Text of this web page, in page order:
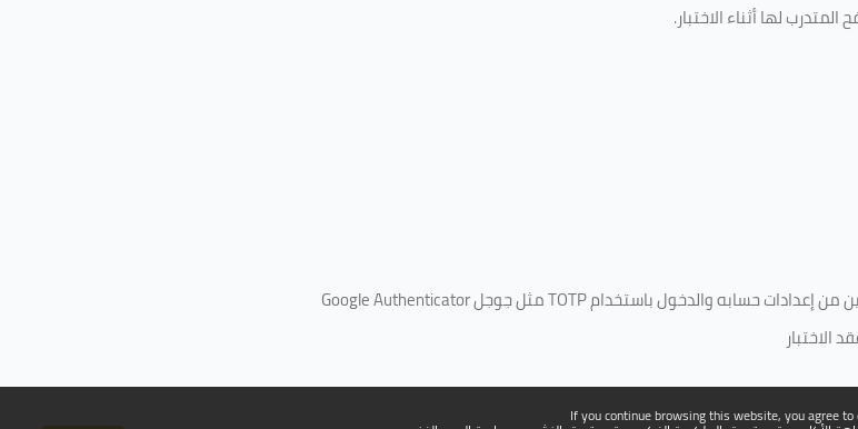
If you continue browsing this website, you agree to
لها أثناء الاختبار.
من إعدادات حسابه والدخول باستخدامTOTPمثل جوجلGoogle Authenticator
الاختبار